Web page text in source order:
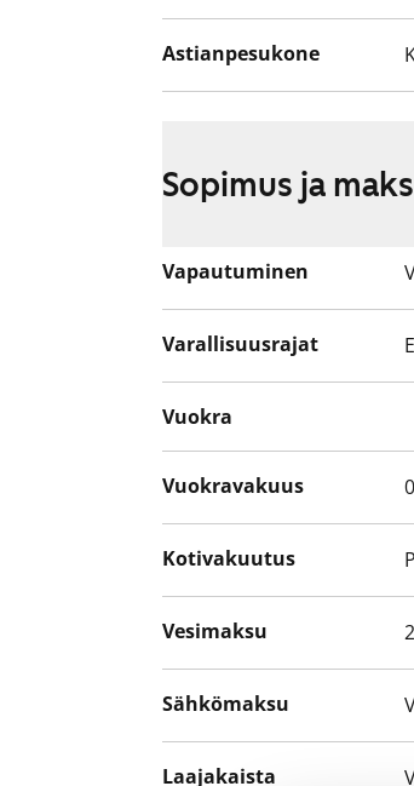
Astianpesukone
Sopimus ja
Vapautuminen
Varallisuusrajat
Vuokra
Vuokravakuus
Kotivakuutus
Vesimaksu
Sähkömaksu
Laajakaista